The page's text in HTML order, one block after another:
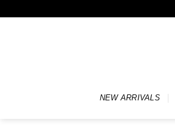
NEW ARRIVALS